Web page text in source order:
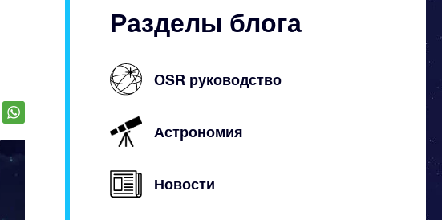
Разделы блога
OSR руководство
Астрономия
Новости